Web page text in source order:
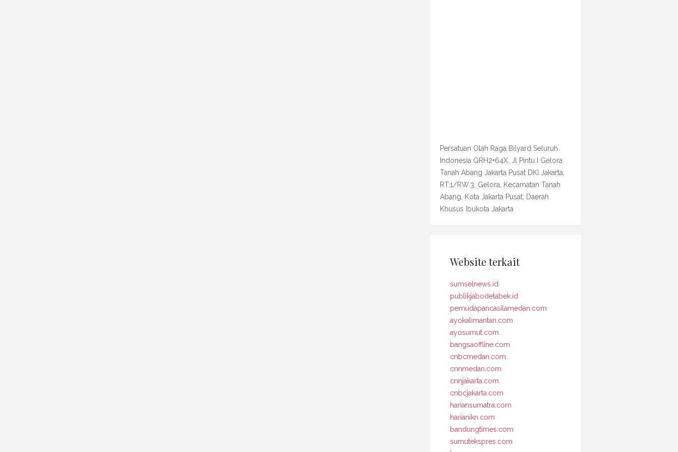
Persatuan Olah Raga Bilyard Seluruh
Indonesia QRH2+64X, Jl Pintu I Gelora
Tanah Abang Jakarta Pusat DKI Jakarta,
RT.1/RW.3, Gelora, Kecamatan Tanah
Abang, Kota Jakarta Pusat, Daerah
Khusus Ibukota Jakarta
Website terkait
sumselnews.id
publikjabodetabek.id
pemudapancasilamedan.com
ayokalimantan.com
ayosumut.com
bangsaoffline.com
cnbcmedan.com
cnnmedan.com
cnnjakarta.com
cnbcjakarta.com
hariansumatra.com
harianikn.com
bandungtimes.com
sumutekspres.com